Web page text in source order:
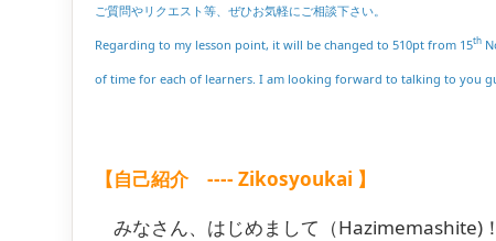
ご質問やリクエスト等、ぜひお気軽にご相談下さい。
Regarding to my lesson point, it will be changed to 510pt from 15th
of time for each of learners. I am looking forward to talking to you
【自己紹介 ---- Zikosyoukai 】
みなさん、はじめまして（Hazimemashite)